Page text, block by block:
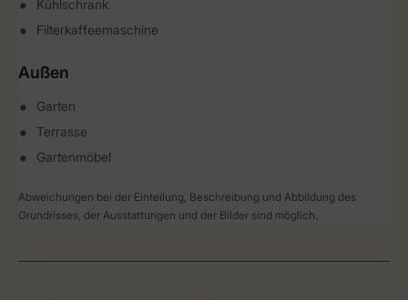
Kühlschrank
Filterkaffeemaschine
Außen
Garten
Terrasse
Gartenmöbel
Abweichungen bei der Einteilung, Beschreibung und Abbildung des
Grundrisses, der Ausstattungen und der Bilder sind möglich.